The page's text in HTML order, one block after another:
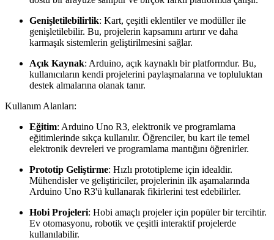
Genişletilebilirlik: Kart, çeşitli eklentiler ve modüller ile
genişletilebilir. Bu, projelerin kapsamını artırır ve daha
karmaşık sistemlerin geliştirilmesini sağlar.
Açık Kaynak: Arduino, açık kaynaklı bir platformdur. Bu,
kullanıcıların kendi projelerini paylaşmalarına ve topluluktan
destek almalarına olanak tanır.
Kullanım Alanları:
Eğitim: Arduino Uno R3, elektronik ve programlama
eğitimlerinde sıkça kullanılır. Öğrenciler, bu kart ile temel
elektronik devreleri ve programlama mantığını öğrenirler.
Prototip Geliştirme: Hızlı prototipleme için idealdir.
Mühendisler ve geliştiriciler, projelerinin ilk aşamalarında
Arduino Uno R3'ü kullanarak fikirlerini test edebilirler.
Hobi Projeleri: Hobi amaçlı projeler için popüler bir tercihtir.
Ev otomasyonu, robotik ve çeşitli interaktif projelerde
kullanılabilir.